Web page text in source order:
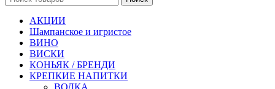
АКЦИИ
Шампанское и игристое
ВИНО
ВИСКИ
КОНЬЯК / БРЕНДИ
КРЕПКИЕ НАПИТКИ
ВОДКА